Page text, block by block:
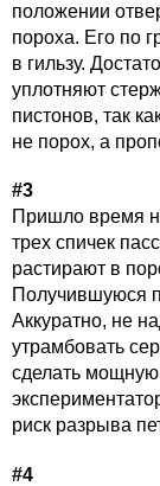
положении
пороха. Его по
в гильзу.
уплотняют
пистонов, так
не порох, а
#3
Пришло время
трех спичек
растирают в
Получившуюся
Аккуратно, не
утрамбовать
сделать
риск разрыва
#4